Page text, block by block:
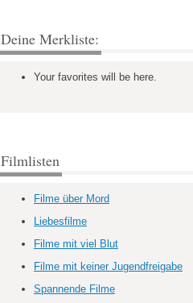
Deine Merkliste:
Your favorites will be here.
Filmlisten
Filme über Mord
Liebesfilme
Filme mit viel Blut
Filme mit keiner Jugendfreigabe
Spannende Filme